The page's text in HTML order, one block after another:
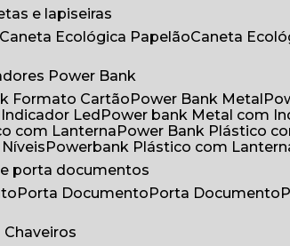
e lapiseiras
Caneta Ecológica Papelão
Caneta
Power Bank
Formato Cartão Power Bank Metal
Led
Power bank Metal com
com Lanterna
Power Bank Plástico
Powerbank Plástico com
e porta documentos
Porta Documento Porta Documento
Chaveiros